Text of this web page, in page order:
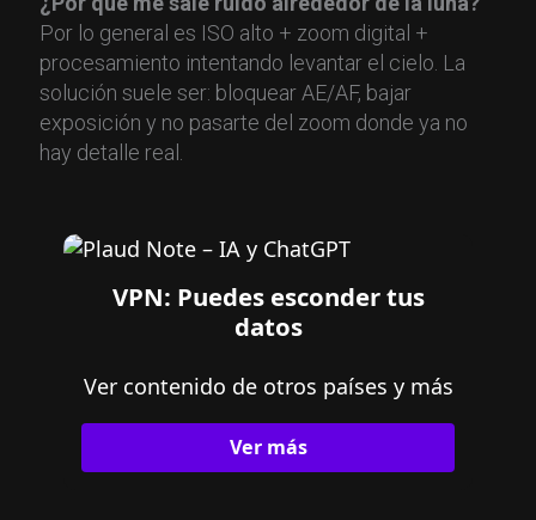
Por lo general es ISO alto + zoom digital +
procesamiento intentando levantar el cielo. La
solución suele ser: bloquear AE/AF, bajar
exposición y no pasarte del zoom donde ya no
hay detalle real.
VPN: Puedes esconder tus
datos
Ver contenido de otros países y más
Ver más